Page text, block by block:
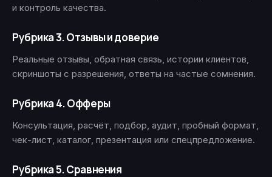
и контроль качества.
Рубрика 3. Отзывы и доверие
Реальные отзывы, обратная связь, истории клиентов,
скриншоты с разрешения, ответы на частые сомнения.
Рубрика 4. Офферы
Консультация, расчёт, подбор, аудит, пробный формат,
чек-лист, каталог, презентация или спецпредложение.
Рубрика 5. Сравнения